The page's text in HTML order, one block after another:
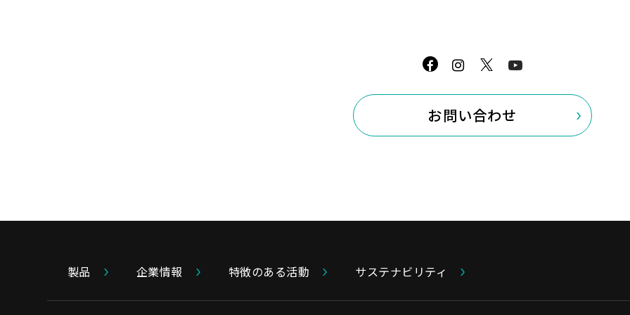
お問い合わせ
製品 企業情報 特徴のある活動 サステナビリティ